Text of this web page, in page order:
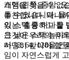
스택(왼쪽, 중앙,
둘 수 있습니다. 들
의 스택 중 하나를
은 낮은 스택 높이
서 32, 64, 128을
임이 자연스럽게
게임을 찾을 수 없
추천합니다. 왜냐
있는, 훌륭하고 잘
그것이 우리의 큐
마땅히 받아야 할